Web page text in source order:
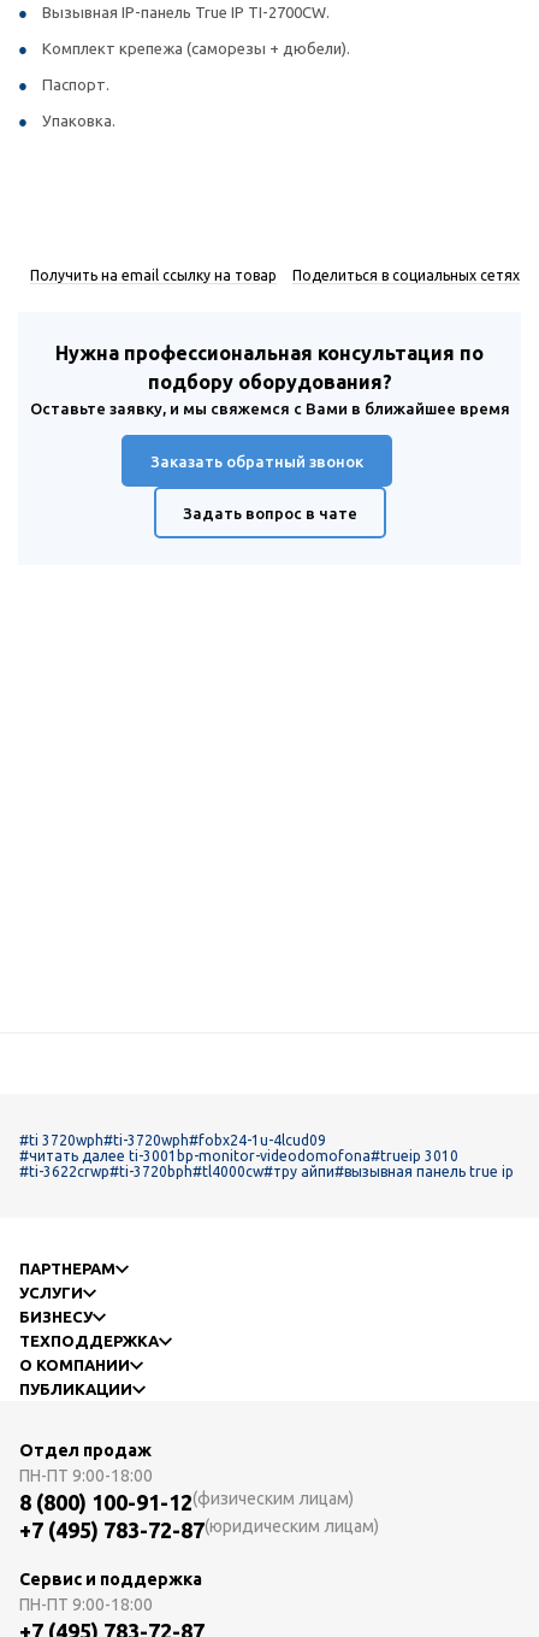
Вызывная IP-панель True IP TI-2700CW.
Комплект крепежа (саморезы + дюбели).
Паспорт.
Упаковка.
Получить на email ссылку на товар Поделиться в социальных сетях
Нужна профессиональная консультация по
подбору оборудования?
Оставьте заявку, и мы свяжемся с Вами в ближайшее время
Заказать обратный звонок
Задать вопрос в чате
#ti 3720wph#ti-3720wph#fobx24-1u-4lcud09
#читать далее ti-3001bp-monitor-videodomofona#trueip 3010
#ti-3622crwp#ti-3720bph#tl4000cw#тру айпи#вызывная панель true ip
ПАРТНЕРАМ
УСЛУГИ
БИЗНЕСУ
ТЕХПОДДЕРЖКА
О КОМПАНИИ
ПУБЛИКАЦИИ
Отдел продаж
ПН-ПТ 9:00-18:00
8 (800) 100-91-12(физическим лицам)
+7 (495) 783-72-87(юридическим лицам)
Сервис и поддержка
ПН-ПТ 9:00-18:00
+7 (495) 783-72-87